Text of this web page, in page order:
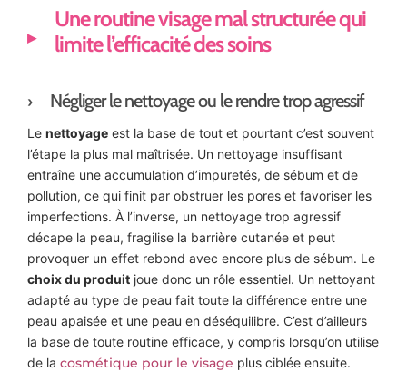
Une routine visage mal structurée qui
limite l’efficacité des soins
Négliger le nettoyage ou le rendre trop agressif
Le nettoyage est la base de tout et pourtant c’est souvent
l’étape la plus mal maîtrisée. Un nettoyage insuffisant
entraîne une accumulation d’impuretés, de sébum et de
pollution, ce qui finit par obstruer les pores et favoriser les
imperfections. À l’inverse, un nettoyage trop agressif
décape la peau, fragilise la barrière cutanée et peut
provoquer un effet rebond avec encore plus de sébum. Le
choix du produit joue donc un rôle essentiel. Un nettoyant
adapté au type de peau fait toute la différence entre une
peau apaisée et une peau en déséquilibre. C’est d’ailleurs
la base de toute routine efficace, y compris lorsqu’on utilise
de la cosmétique pour le visage plus ciblée ensuite.